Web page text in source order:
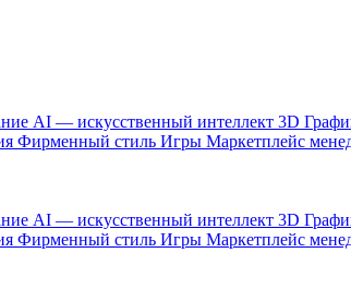
AI — искусственный интеллект 3D
Фирменный стиль Игры Маркетплейс
AI — искусственный интеллект 3D
Фирменный стиль Игры Маркетплейс